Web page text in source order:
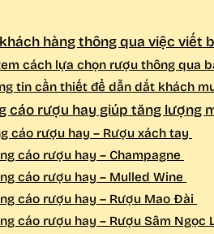
hàng thông qua việc viết
cách lựa chọn rượu thông qua
tin cần thiết để dẫn dắt khách
cáo rượu hay giúp tăng lượng
cáo rượu hay – Rượu xách tay
cáo rượu hay – Champagne
cáo rượu hay – Mulled Wine
cáo rượu hay – Rượu Mao Đài
cáo rượu hay – Rượu Sâm Ngọc